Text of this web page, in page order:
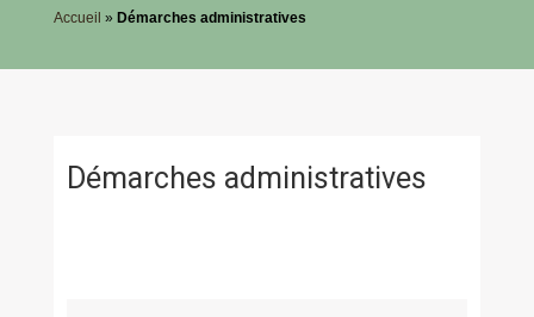
Accueil » Démarches administratives
Démarches administratives